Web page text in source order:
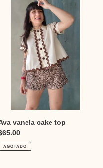
vanela cake top
AGOTADO